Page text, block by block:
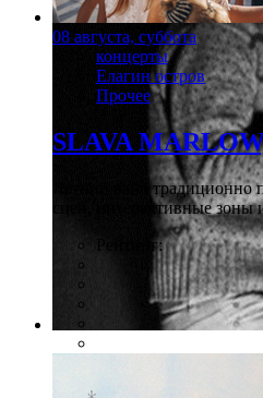
08 августа, суббота
концерты
Елагин остров
Прочее
SLAVA
Летний вайб
сцен, интерактивные
Рейтинг: